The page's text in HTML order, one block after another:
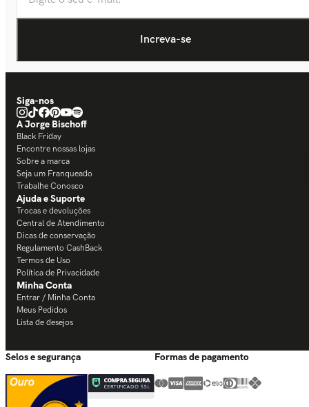
Siga-nos
A Jorge Bischoff
Black Friday
Encontre nossas lojas
Sobre a marca
Seja um Franqueado
Trabalhe Conosco
Ajuda e Suporte
Trocas e devoluções
Central de Atendimento
Dicas de conservação
Regulamento CashBack
Termos de Uso
Política de Privacidade
Minha Conta
Entrar / Minha Conta
Meus Pedidos
Lista de desejos
Selos e segurança Formas de pagamento